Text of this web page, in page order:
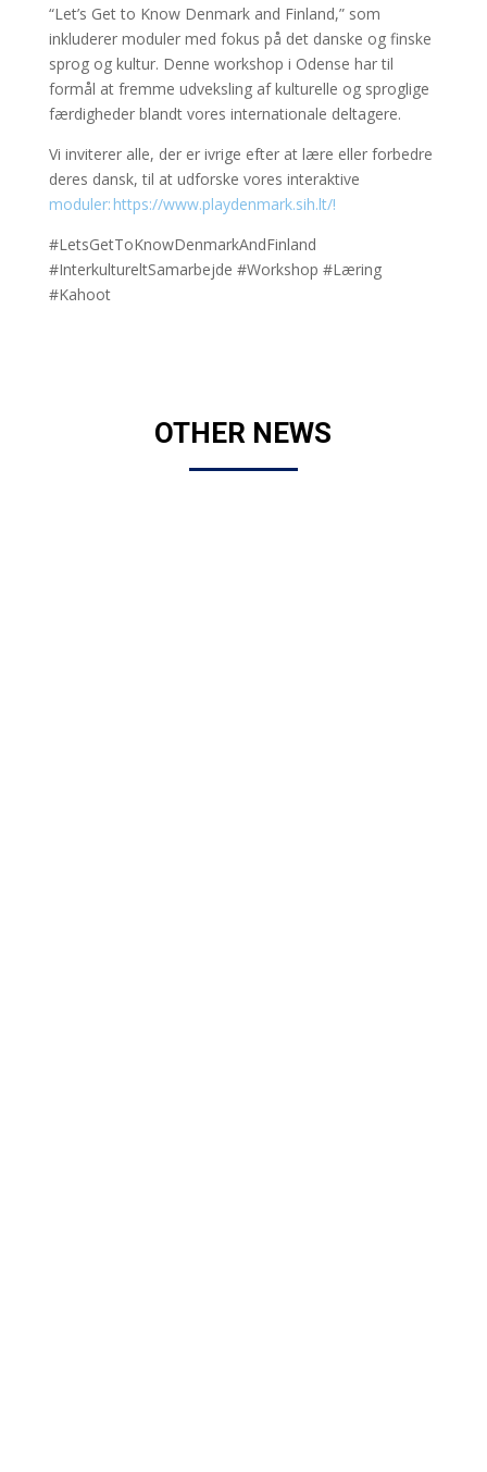
“Let’s Get to Know Denmark and Finland,” som
inkluderer moduler med fokus på det danske og finske
sprog og kultur. Denne workshop i Odense har til
formål at fremme udveksling af kulturelle og sproglige
færdigheder blandt vores internationale deltagere.
Vi inviterer alle, der er ivrige efter at lære eller forbedre
deres dansk, til at udforske vores interaktive
moduler: https://www.playdenmark.sih.lt/!
#LetsGetToKnowDenmarkAndFinland
#InterkultureltSamarbejde #Workshop #Læring
#Kahoot
OTHER NEWS